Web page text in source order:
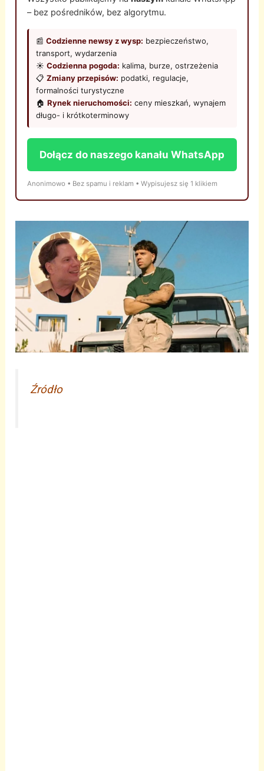
– bez pośredników, bez algorytmu.
📰Codzienne newsy z wysp: bezpieczeństwo,
transport, wydarzenia
☀️Codzienna pogoda: kalima, burze, ostrzeżenia
📋Zmiany przepisów: podatki, regulacje,
formalności turystyczne
🏠Rynek nieruchomości: ceny mieszkań, wynajem
długo- i krótkoterminowy
Dołącz do naszego kanału WhatsApp
Anonimowo • Bez spamu i reklam • Wypisujesz się 1 klikiem
Źródło